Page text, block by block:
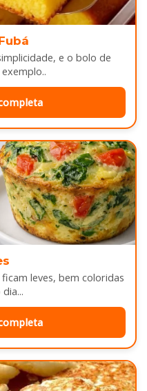
e o bolo de
leves, bem coloridas